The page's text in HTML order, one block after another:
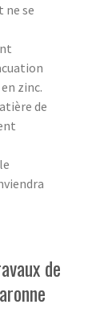
ne se
zinc.
de
de